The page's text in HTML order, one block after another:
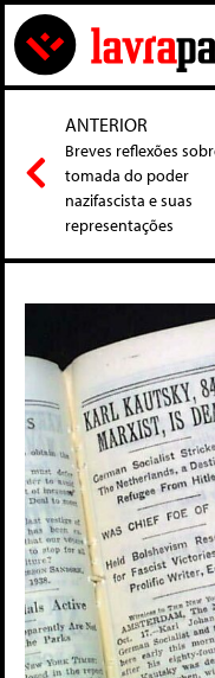
ANTERIOR
Breves reflexões
tomada do poder
nazifascista e suas
representações